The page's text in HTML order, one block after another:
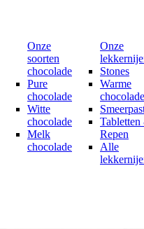
Onze
soorten
chocolade
Pure
chocolade
Witte
chocolade
Melk
chocolade
Onze
Stones
Warme
Repen
Alle